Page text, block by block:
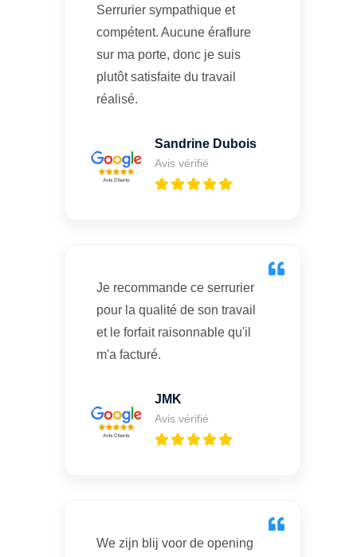
Serrurier sympathique et
compétent. Aucune éraflure
sur ma porte, donc je suis
plutôt satisfaite du travail
réalisé.
Sandrine Dubois
Avis vérifié
Je recommande ce serrurier
pour la qualité de son travail
et le forfait raisonnable qu'il
m'a facturé.
JMK
Avis vérifié
We zijn blij voor de opening